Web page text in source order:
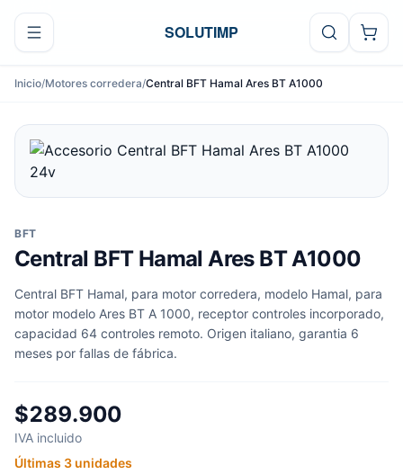
Ir al contenido
SOLUTIMP
Inicio/Motores corredera/Central BFT Hamal Ares BT A1000
BFT
Central BFT Hamal Ares BT A1000
Central BFT Hamal, para motor corredera, modelo Hamal, para
motor modelo Ares BT A 1000, receptor controles incorporado,
capacidad 64 controles remoto. Origen italiano, garantia 6
meses por fallas de fábrica.
$289.900
IVA incluido
Últimas 3 unidades